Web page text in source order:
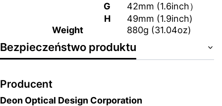
G
42mm (1.6inch）
H
49mm (1.9inch)
Weight
880g (31.04oz)
Bezpieczeństwo produktu
Producent
Deon Optical Design Corporation